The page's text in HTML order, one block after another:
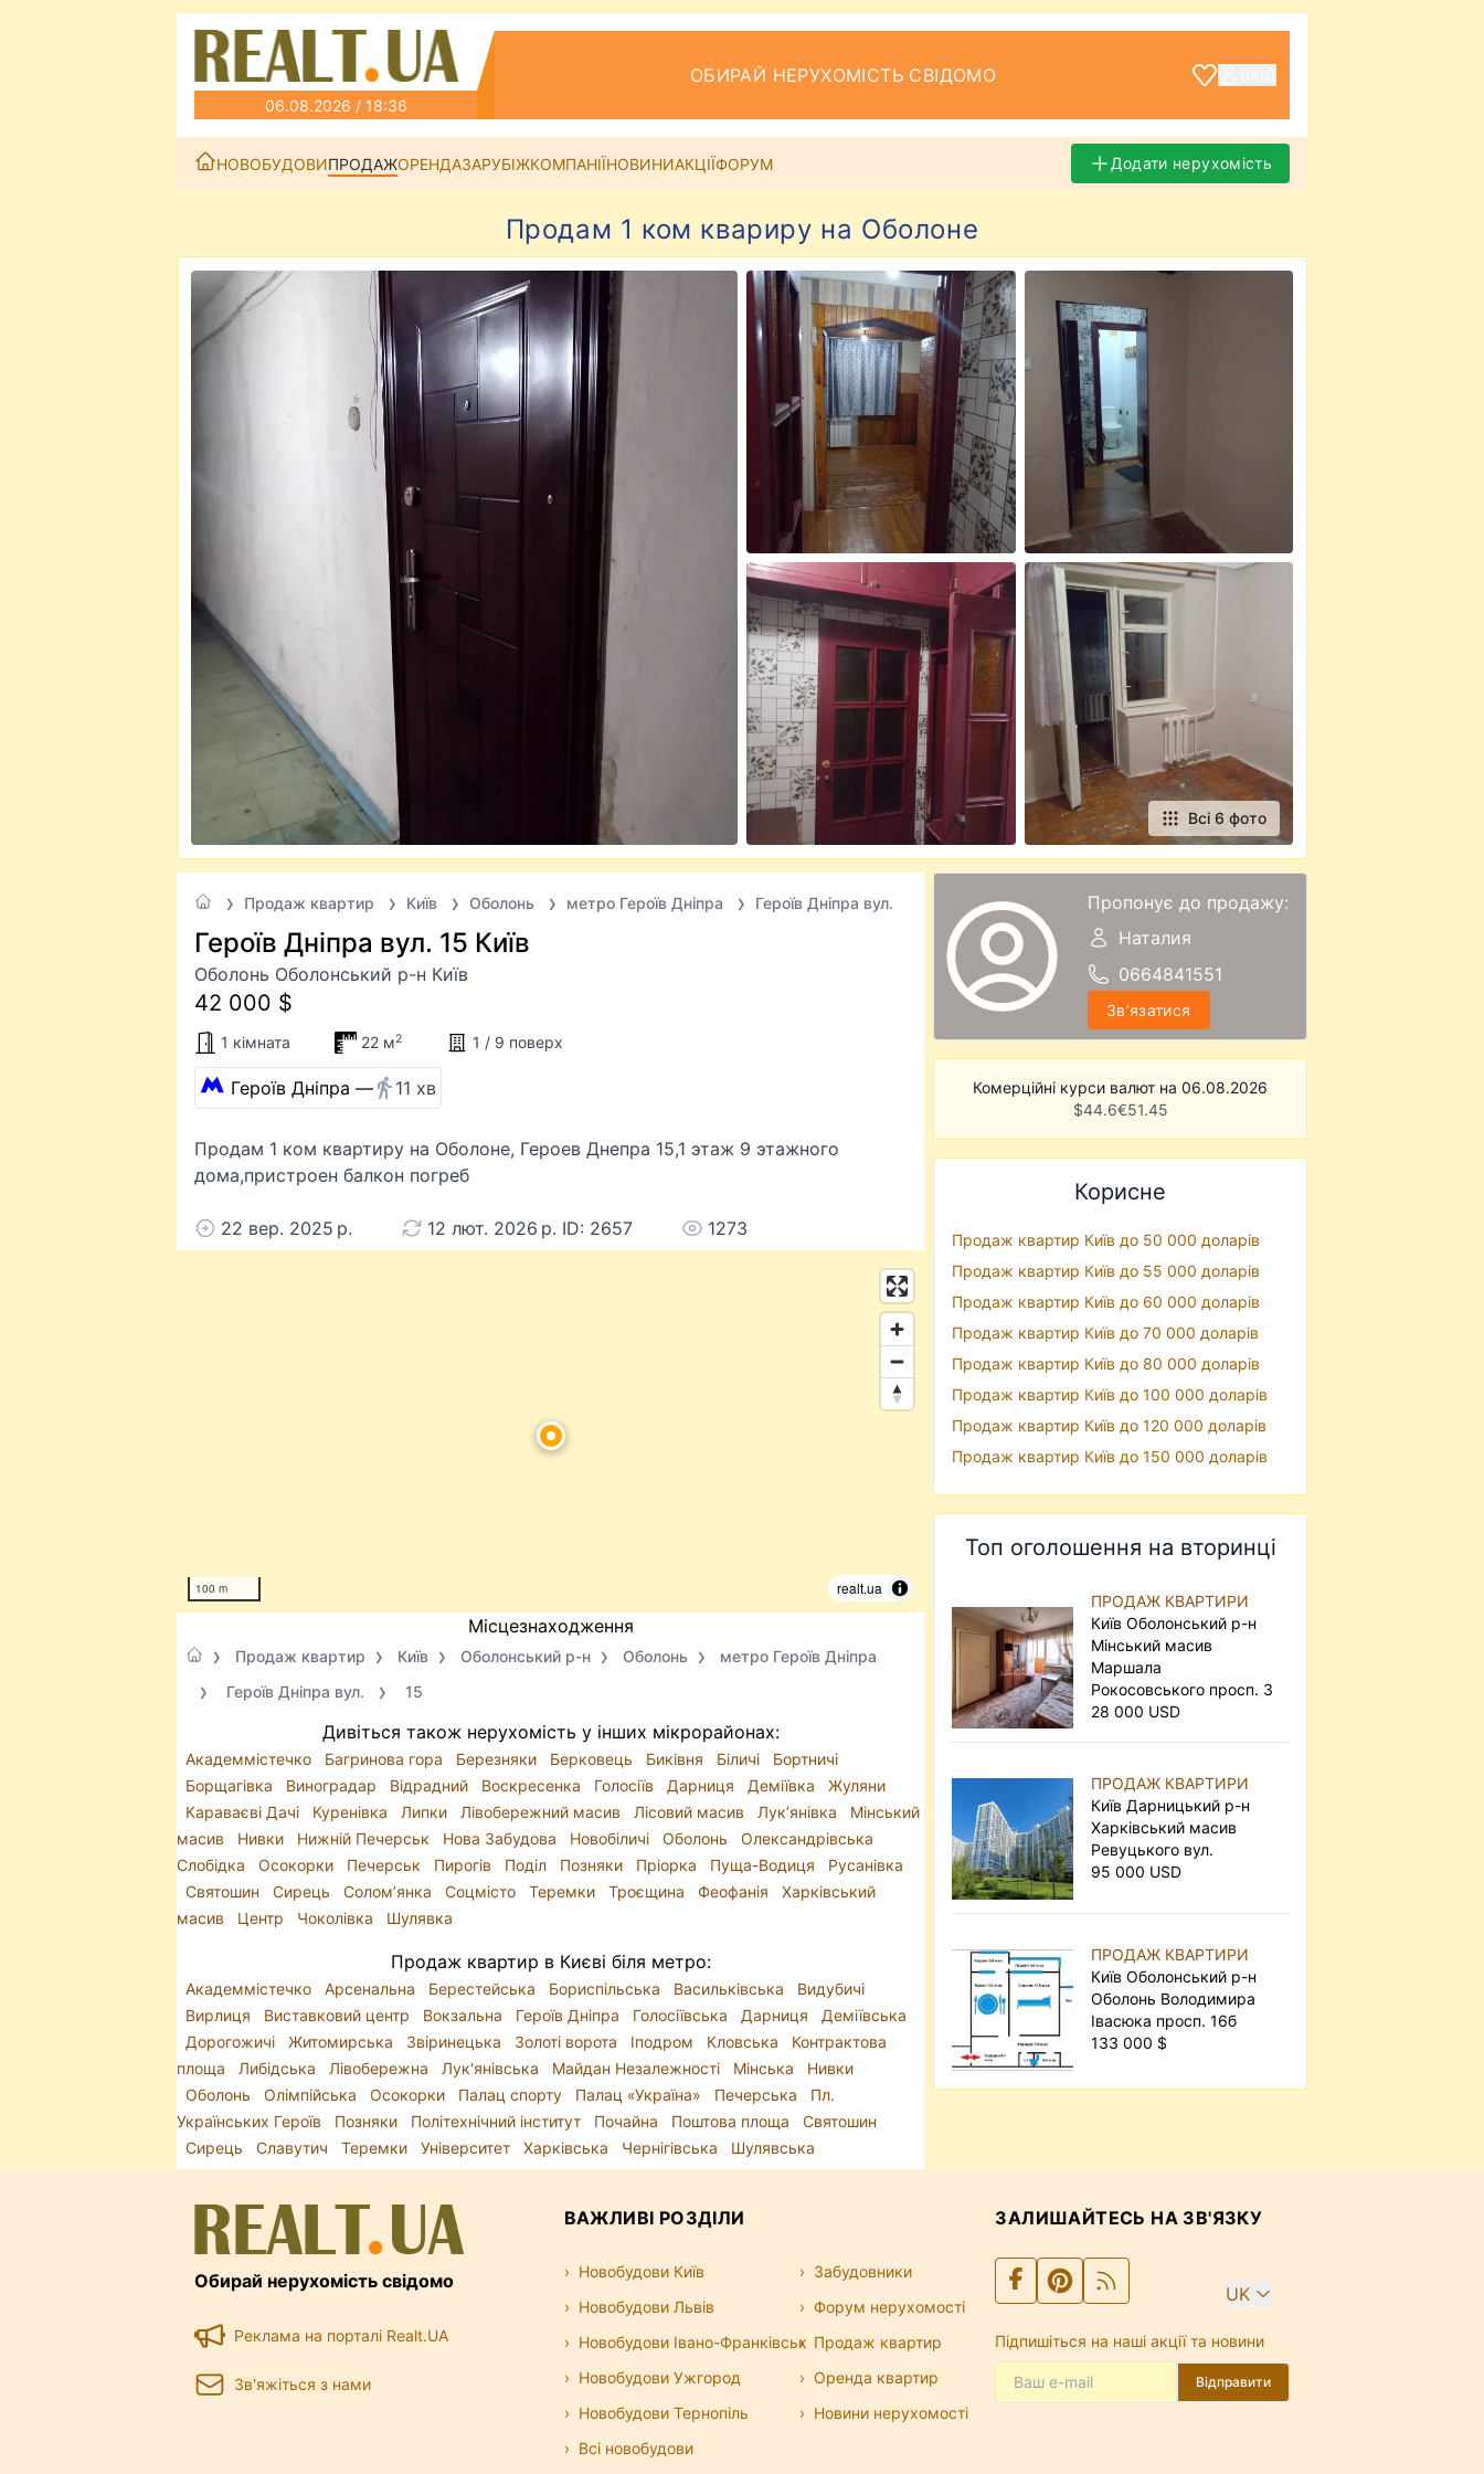
06.08.2026 / 18:36
ОБИРАЙ НЕРУХОМІСТЬ СВІДОМО
НОВОБУДОВИПРОДАЖОРЕНДАЗАРУБІЖКОМПАНІЇНОВИНИАКЦІЇФОРУМ Додати нерухомість
Продам 1 ком квариру на Оболоне
Всі 6 фото
Продаж квартир Київ Оболонь метро Героїв Дніпра Героїв Дніпра вул.
Героїв Дніпра вул. 15 Київ
Оболонь Оболонський р-н Київ
42 000 $
1 кімната 22 м2 1 / 9 поверх
Героїв Дніпра — 11 хв
Продам 1 ком квартиру на Оболоне, Героев Днепра 15,1 этаж 9 этажного
дома,пристроен балкон погреб
22 вер. 2025 р. 12 лют. 2026 р. ID: 2657 1273
100 m realt.ua
Місцезнаходження
Продаж квартир Київ Оболонський р-н Оболонь
метро Героїв Дніпра
Героїв Дніпра вул.
15
Дивіться також нерухомість у інших мікрорайонах:
Академмістечко Багринова гора Березняки Берковець Биківня Біличі
Бортничі
Борщагівка
Виноградар Відрадний Воскресенка Голосіїв Дарниця Деміївка
Жуляни
Караваєві Дачі
Куренівка Липки Лівобережний масив Лісовий масив Лук’янівка
Мінський
масив
Нивки Нижній Печерськ Нова Забудова Новобіличі Оболонь
Олександрівська
Слобідка
Осокорки Печерськ Пирогів Поділ Позняки Пріорка Пуща-Водиця
Русанівка
Святошин
Сирець Солом’янка Соцмісто Теремки Троєщина Феофанія
Харківський
масив
Центр Чоколівка Шулявка
Продаж квартир в Києві біля метро:
Академмістечко Арсенальна Берестейська Бориспільська Васильківська
Видубичі
Вирлиця
Виставковий центр Вокзальна Героїв Дніпра Голосіївська Дарниця
Деміївська
Дорогожичі
Житомирська Звіринецька Золоті ворота Іподром Кловська
Контрактова
площа
Либідська Лівобережна Лук'янівська Майдан Незалежності Мінська
Нивки
Оболонь
Олімпійська Осокорки Палац спорту Палац «Україна» Печерська
Пл.
Українських Героїв
Позняки Політехнічний інститут Почайна Поштова площа
Святошин
Сирець
Славутич Теремки Університет Харківська Чернігівська Шулявська
Пропонує до продажу:
Наталия
0664841551
Звʼязатися
Комерційні курси валют на 06.08.2026
$44.6€51.45
Корисне
Продаж квартир Київ до 50 000 доларів
Продаж квартир Київ до 55 000 доларів
Продаж квартир Київ до 60 000 доларів
Продаж квартир Київ до 70 000 доларів
Продаж квартир Київ до 80 000 доларів
Продаж квартир Київ до 100 000 доларів
Продаж квартир Київ до 120 000 доларів
Продаж квартир Київ до 150 000 доларів
Топ оголошення на вторинці
ПРОДАЖ КВАРТИРИ
Київ Оболонський р-н
Мінський масив
Маршала
Рокосовського просп. 3
28 000 USD
ПРОДАЖ КВАРТИРИ
Київ Дарницький р-н
Харківський масив
Ревуцького вул.
95 000 USD
ПРОДАЖ КВАРТИРИ
Київ Оболонський р-н
Оболонь Володимира
Івасюка просп. 16б
133 000 $
Обирай нерухомість свідомо
Реклама на порталі Realt.UA
Зв'яжіться з нами
ВАЖЛИВІ РОЗДІЛИ
Новобудови Київ
Новобудови Львів
Новобудови Івано-Франківськ
Новобудови Ужгород
Новобудови Тернопіль
Всі новобудови
Забудовники
Форум нерухомості
Продаж квартир
Оренда квартир
Новини нерухомості
ЗАЛИШАЙТЕСЬ НА ЗВ'ЯЗКУ
UK
Підпишіться на наші акції та новини
Відправити